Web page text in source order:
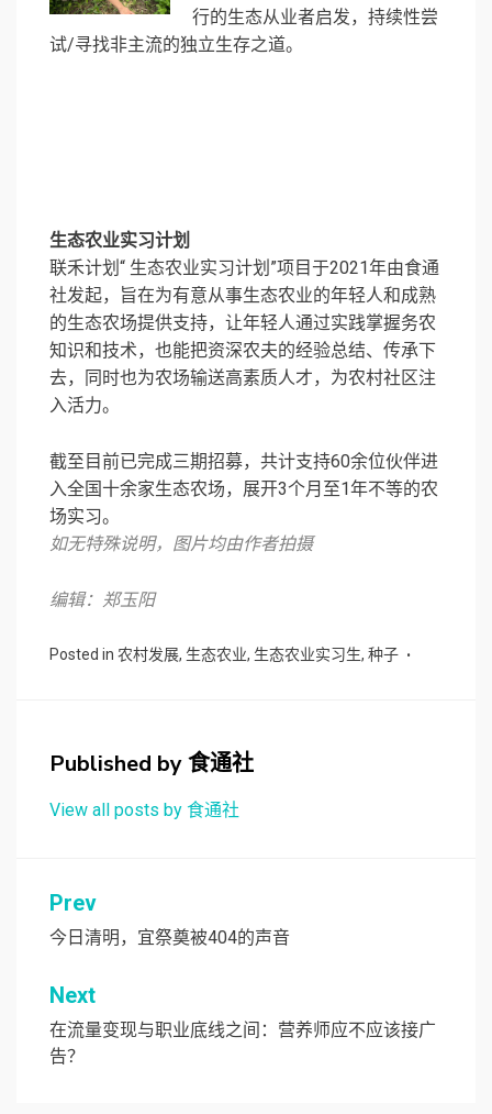
行的生态从业者启发，持续性尝
试/寻找非主流的独立生存之道。
生态农业实习计划
联禾计划“ 生态农业实习计划”项目于2021年由食通
社发起，旨在为有意从事生态农业的年轻人和成熟
的生态农场提供支持，让年轻人通过实践掌握务农
知识和技术，也能把资深农夫的经验总结、传承下
去，同时也为农场输送高素质人才，为农村社区注
入活力。
截至目前已完成三期招募，共计支持60余位伙伴进
入全国十余家生态农场，展开3个月至1年不等的农
场实习。
如无特殊说明，图片均由作者拍摄
编辑：郑玉阳
Posted in 农村发展, 生态农业, 生态农业实习生, 种子
Published by食通社
View all posts by 食通社
文
章
导
航
Prev
今日清明，宜祭奠被404的声音
Next
在流量变现与职业底线之间：营养师应不应该接广
告？